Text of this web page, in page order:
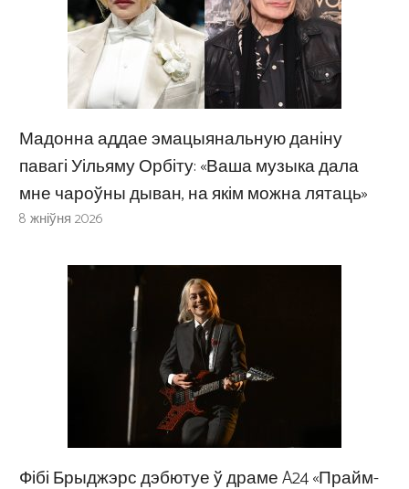
Мадонна аддае эмацыянальную даніну
павагі Уільяму Орбіту: «Ваша музыка дала
мне чароўны дыван, на якім можна лятаць»
8 жніўня 2026
Фібі Брыджэрс дэбютуе ў драме A24 «Прайм-